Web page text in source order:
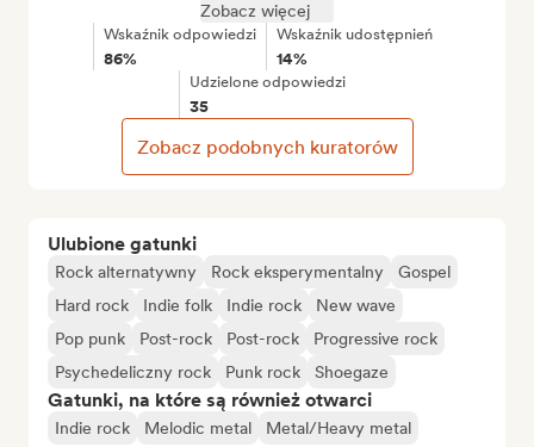
Ulubione gatunki
Rock alternatywny Rock eksperymentalny
Gospel
Hard rock
Indie folk Indie rock
New wave
Pop punk
Post-rock Post-rock
Progressive rock
Psychedeliczny rock
Punk rock Shoegaze
Gatunki, na które są również otwarci
Indie rock Melodic metal Metal/Heavy metal
Zobacz więcej
Wskaźnik odpowiedzi
86%
Wskaźnik udostępnień
14%
Udzielone odpowiedzi
35
Zobacz podobnych kuratorów